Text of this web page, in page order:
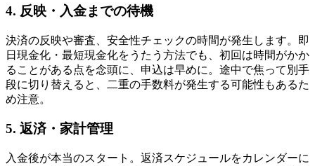
4. 反映・入金までの待機
決済の反映や審査、安全性チェックの時間が発生します。即
日現金化・最短現金化をうたう方法でも、初回は時間がかか
ることがある点を念頭に、申込は早めに。途中で焦って別手
段に切り替えると、二重の手数料が発生する可能性もあるた
め注意。
5. 返済・家計管理
入金後が本当のスタート。返済スケジュールをカレンダーに